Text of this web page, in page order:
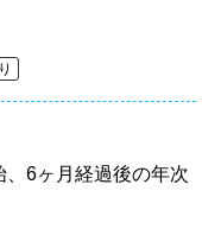
6ヶ月経過後の年次